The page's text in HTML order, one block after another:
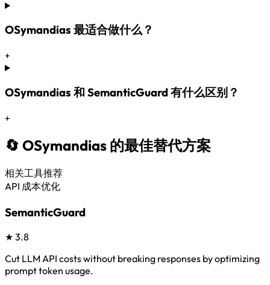
OSymandias 最适合做什么？
+
OSymandias 和 SemanticGuard 有什么区别？
+
🔄 OSymandias 的最佳替代方案
相关工具推荐
API 成本优化
SemanticGuard
★ 3.8
Cut LLM API costs without breaking responses by optimizing
prompt token usage.